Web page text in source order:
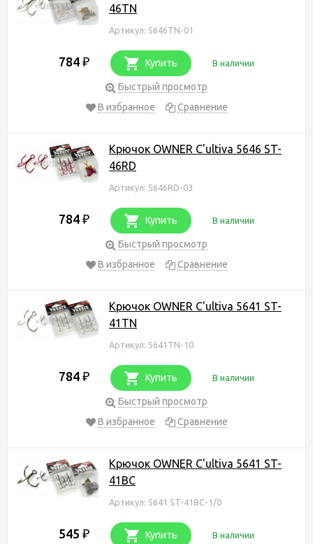
46TN
Артикул: 5646TN-01
784 ₽ Купить В наличии
Быстрый просмотр
В избранное
Сравнение
Крючок OWNER C'ultiva 5646 ST-
46RD
Артикул: 5646RD-03
784 ₽ Купить В наличии
Быстрый просмотр
В избранное
Сравнение
Крючок OWNER C'ultiva 5641 ST-
41TN
Артикул: 5641TN-10
784 ₽ Купить В наличии
Быстрый просмотр
В избранное
Сравнение
Крючок OWNER C'ultiva 5641 ST-
41BC
Артикул: 5641 ST-41BC-1/0
545 ₽ Купить В наличии